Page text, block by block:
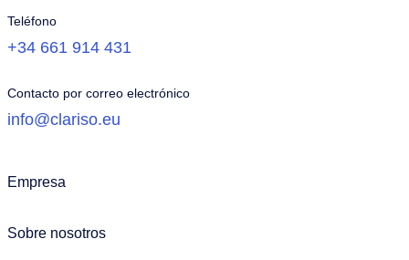
Teléfono
+34 661 914 431
Contacto por correo electrónico
info@clariso.eu
Empresa
Sobre nosotros